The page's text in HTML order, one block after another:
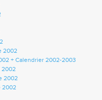
2002
+ Calendrier 2002-2003
2002
2002
2002